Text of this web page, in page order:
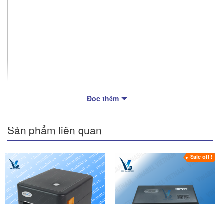
Đọc thêm
Sản phẩm liên quan
Sale off !